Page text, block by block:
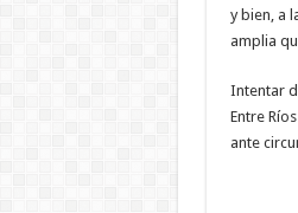
y bien, a
amplia
Intentar
Entre
ante